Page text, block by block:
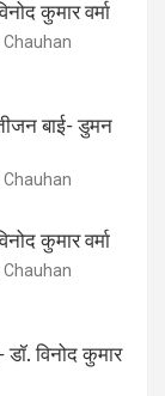
कुमार वर्मा
बाई- डुमन
कुमार वर्मा
विनोद कुमार